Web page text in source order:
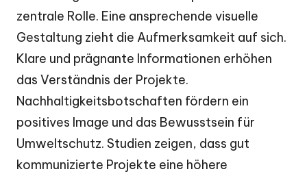
zentrale Rolle. Eine ansprechende visuelle
Gestaltung zieht die Aufmerksamkeit auf sich.
Klare und prägnante Informationen erhöhen
das Verständnis der Projekte.
Nachhaltigkeitsbotschaften fördern ein
positives Image und das Bewusstsein für
Umweltschutz. Studien zeigen, dass gut
kommunizierte Projekte eine höhere